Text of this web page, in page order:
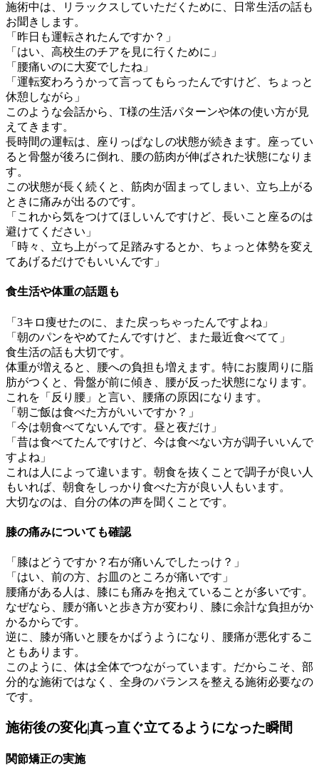
施術中は、リラックスしていただくために、日常生活の話も
お聞きします。
「昨日も運転されたんですか？」
「はい、高校生のチアを見に行くために」
「腰痛いのに大変でしたね」
「運転変わろうかって言ってもらったんですけど、ちょっと
休憩しながら」
このような会話から、T様の生活パターンや体の使い方が見
えてきます。
長時間の運転は、座りっぱなしの状態が続きます。座ってい
ると骨盤が後ろに倒れ、腰の筋肉が伸ばされた状態になりま
す。
この状態が長く続くと、筋肉が固まってしまい、立ち上がる
ときに痛みが出るのです。
「これから気をつけてほしいんですけど、長いこと座るのは
避けてください」
「時々、立ち上がって足踏みするとか、ちょっと体勢を変え
てあげるだけでもいいんです」
食生活や体重の話題も
「3キロ痩せたのに、また戻っちゃったんですよね」
「朝のパンをやめてたんですけど、また最近食べてて」
食生活の話も大切です。
体重が増えると、腰への負担も増えます。特にお腹周りに脂
肪がつくと、骨盤が前に傾き、腰が反った状態になります。
これを「反り腰」と言い、腰痛の原因になります。
「朝ご飯は食べた方がいいですか？」
「今は朝食べてないんです。昼と夜だけ」
「昔は食べてたんですけど、今は食べない方が調子いいんで
すよね」
これは人によって違います。朝食を抜くことで調子が良い人
もいれば、朝食をしっかり食べた方が良い人もいます。
大切なのは、自分の体の声を聞くことです。
膝の痛みについても確認
「膝はどうですか？右が痛いんでしたっけ？」
「はい、前の方、お皿のところが痛いです」
腰痛がある人は、膝にも痛みを抱えていることが多いです。
なぜなら、腰が痛いと歩き方が変わり、膝に余計な負担がか
かるからです。
逆に、膝が痛いと腰をかばうようになり、腰痛が悪化するこ
ともあります。
このように、体は全体でつながっています。だからこそ、部
分的な施術ではなく、全身のバランスを整える施術必要なの
です。
施術後の変化|真っ直ぐ立てるようになった瞬間
関節矯正の実施